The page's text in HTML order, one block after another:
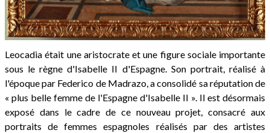
Leocadia était une aristocrate et une figure sociale importante
sous le règne d'Isabelle II d'Espagne. Son portrait, réalisé à
l'époque par Federico de Madrazo, a consolidé sa réputation de
« plus belle femme de l'Espagne d'Isabelle II ». Il est désormais
exposé dans le cadre de ce nouveau projet, consacré aux
portraits de femmes espagnoles réalisés par des artistes